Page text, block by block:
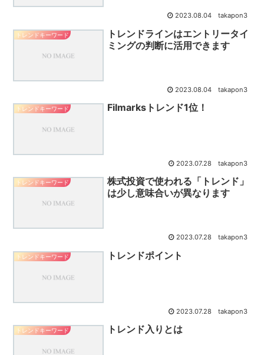
2023.08.04 takapon3
トレンドキーワード
トレンドラインはエントリータイ
ミングの判断に活用できます
2023.08.04 takapon3
トレンドキーワード Filmarksトレンド1位！
2023.07.28 takapon3
トレンドキーワード
株式投資で使われる「トレンド」
は少し意味合いが異なります
2023.07.28 takapon3
トレンドキーワード トレンドポイント
2023.07.28 takapon3
トレンドキーワード トレンド入りとは